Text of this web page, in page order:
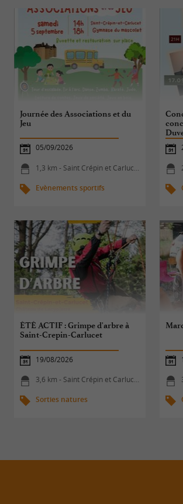
Journée des Associations et du
Jeu
05/09/2026
1,3 km - Saint Crépin et Carlucet
Evènements sportifs
ÉTÉ ACTIF : Grimpe d'arbre à
Saint-Crepin-Carlucet
19/08/2026
3,6 km - Saint Crépin et Carlucet
Sorties natures